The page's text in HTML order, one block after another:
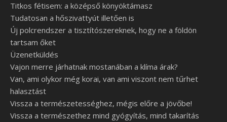
Titkos fétisem: a középső könyöktámasz
Tudatosan a hőszivattyút illetően is
Új polcrendszer a tisztítószereknek, hogy ne a földön
tartsam őket
Üzenetküldés
Vajon merre járhatnak mostanában a klíma árak?
Van, ami olykor még korai, van ami viszont nem tűrhet
halasztást
Vissza a természetességhez, mégis előre a jövőbe!
Vissza a természethez mind gyógyítás, mind takarítás